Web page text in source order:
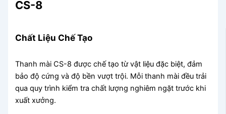
CS-8
Chất Liệu Chế Tạo
Thanh mài CS-8 được chế tạo từ vật liệu đặc biệt, đảm
bảo độ cứng và độ bền vượt trội. Mỗi thanh mài đều trải
qua quy trình kiểm tra chất lượng nghiêm ngặt trước khi
xuất xưởng.